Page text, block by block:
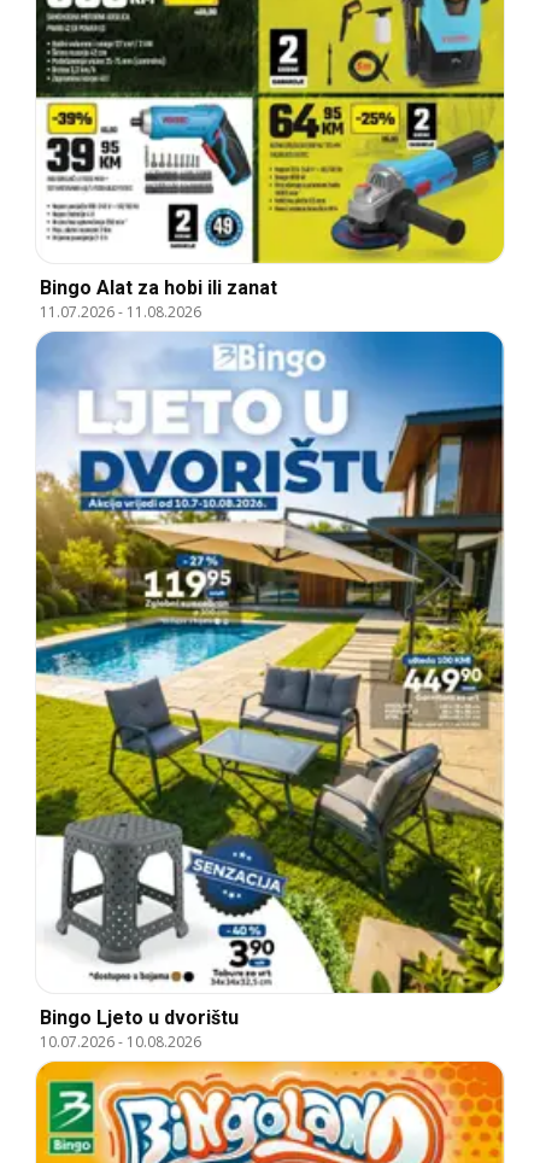
Bingo Alat za hobi ili zanat
11.07.2026- 11.08.2026
Bingo Ljeto u dvorištu
10.07.2026- 10.08.2026